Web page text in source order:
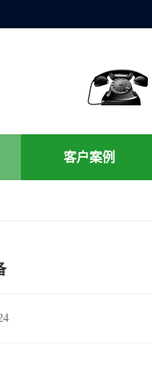
客户案例